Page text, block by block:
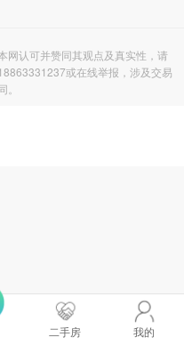
网认可并赞同其观点及真实性，请
或在线举报，涉及交易
二手房 我的